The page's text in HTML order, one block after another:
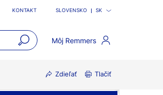
KONTAKT SLOVENSKO SK
Môj Remmers
Zdieľať Tlačiť